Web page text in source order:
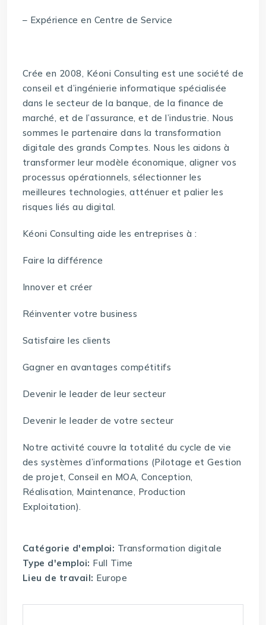
– Expérience en Centre de Service
Crée en 2008, Kéoni Consulting est une société de
conseil et d’ingénierie informatique spécialisée
dans le secteur de la banque, de la finance de
marché, et de l’assurance, et de l’industrie. Nous
sommes le partenaire dans la transformation
digitale des grands Comptes. Nous les aidons à
transformer leur modèle économique, aligner vos
processus opérationnels, sélectionner les
meilleures technologies, atténuer et palier les
risques liés au digital.
Kéoni Consulting aide les entreprises à :
Faire la différence
Innover et créer
Réinventer votre business
Satisfaire les clients
Gagner en avantages compétitifs
Devenir le leader de leur secteur
Devenir le leader de votre secteur
Notre activité couvre la totalité du cycle de vie
des systèmes d’informations (Pilotage et Gestion
de projet, Conseil en MOA, Conception,
Réalisation, Maintenance, Production
Exploitation).
Catégorie d'emploi: Transformation digitale
Type d'emploi: Full Time
Lieu de travail: Europe